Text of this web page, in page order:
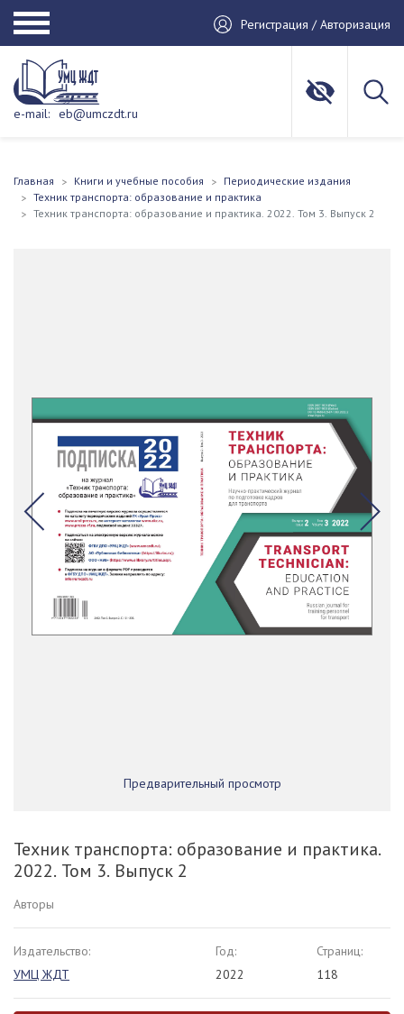
Регистрация / Авторизация
e-mail: eb@umczdt.ru
Главная Книги и учебные пособия
Периодические издания
Техник транспорта: образование и практика
Техник транспорта: образование и практика. 2022. Том 3. Выпуск 2
Предварительный просмотр
Техник транспорта: образование и практика.
2022. Том 3. Выпуск 2
Авторы
Издательство:
УМЦ ЖДТ
Год:
2022
Страниц:
118